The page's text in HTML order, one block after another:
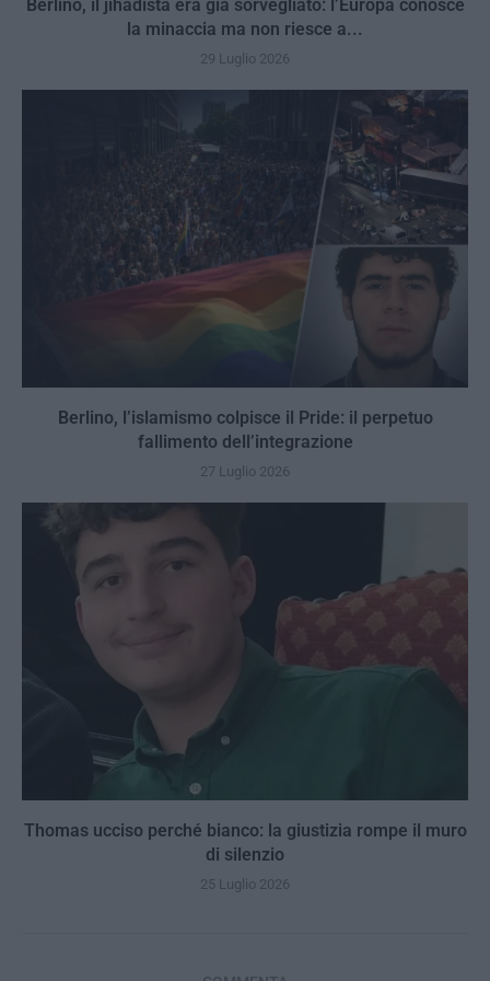
Berlino, il jihadista era già sorvegliato: l’Europa conosce
la minaccia ma non riesce a...
29 Luglio 2026
Berlino, l’islamismo colpisce il Pride: il perpetuo
fallimento dell’integrazione
27 Luglio 2026
Thomas ucciso perché bianco: la giustizia rompe il muro
di silenzio
25 Luglio 2026